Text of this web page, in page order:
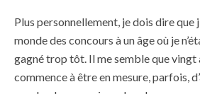
Plus personnellement, je dois dire que
monde des concours à un âge où je
gagné trop tôt. Il me semble que vingt
commence à être en mesure, parfois,